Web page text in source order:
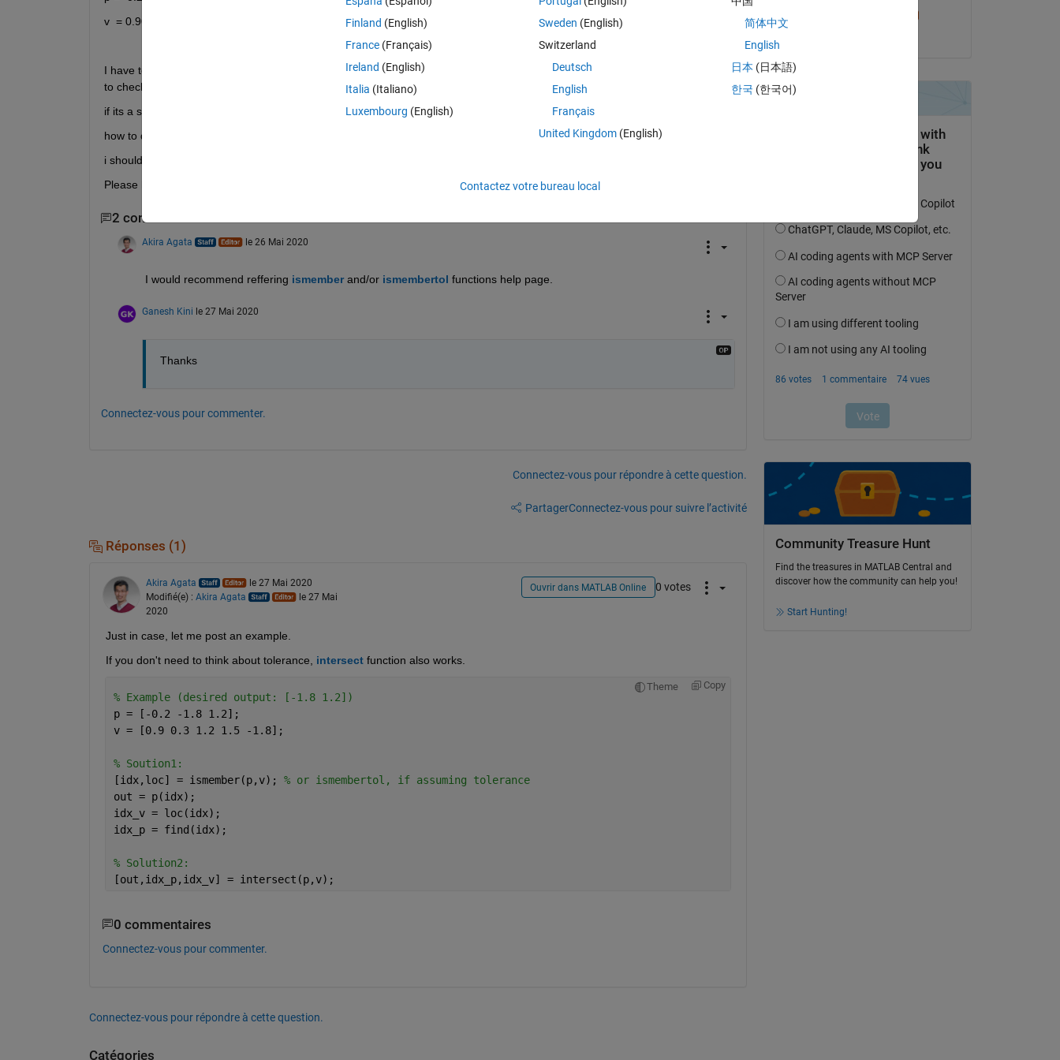
v  = 0.9000    0.30000   1.20000   1.50000   -1.80000
I have to compare both the array and finding the whether the element present in p is equal to the element present in v. It has
to check each value ( negetive values also included )
if its a success then print the value and the index along it.
how to do it ?
i should get answer as -1.80000 and its index in both arrays
Please help, i am new to matlab
2 commentaires
Akira Agata le 26 Mai 2020
I would recommend reffering ismember and/or ismembertol functions help page.
Ganesh Kini le 27 Mai 2020
Thanks
Connectez-vous pour commenter.
Connectez-vous pour répondre à cette question.
PartagerConnectez-vous pour suivre l’activité
Réponses (1)
Akira Agata
le 27 Mai 2020
Modifié(e) : Akira Agata
le 27 Mai
2020
Ouvrir dans MATLAB Online 0 votes
Just in case, let me post an example.
If you don't need to think about tolerance, intersect function also works.
Theme Copy
% Example (desired output: [-1.8 1.2])
p = [-0.2 -1.8 1.2];
v = [0.9 0.3 1.2 1.5 -1.8];
% Soution1:
[idx,loc] = ismember(p,v); % or ismembertol, if assuming tolerance
out = p(idx);
idx_v = loc(idx);
idx_p = find(idx);
% Solution2:
[out,idx_p,idx_v] = intersect(p,v);
0 commentaires
Connectez-vous pour commenter.
Connectez-vous pour répondre à cette question.
Catégories
Community Treasure Hunt
Find the treasures in MATLAB Central and
discover how the community can help you!
Start Hunting!
Finland (English)
France (Français)
Ireland (English)
Italia (Italiano)
Luxembourg (English)
Sweden (English)
Switzerland
Deutsch
English
Français
United Kingdom(English)
简体中文
English
日本 (日本語)
한국 (한국어)
Contactez votre bureau local